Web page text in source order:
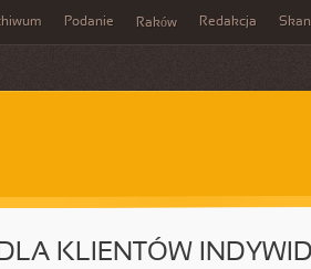
Podanie Raków Redakcja
KLIENTÓW